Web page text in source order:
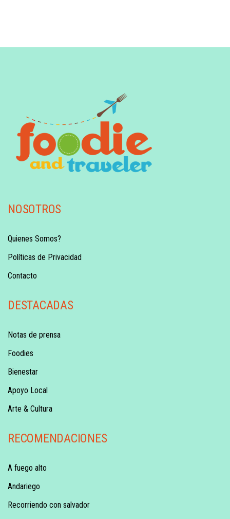
NOSOTROS
Quienes Somos?
Políticas de Privacidad
Contacto
DESTACADAS
Notas de prensa
Foodies
Bienestar
Apoyo Local
Arte & Cultura
RECOMENDACIONES
A fuego alto
Andariego
Recorriendo con salvador